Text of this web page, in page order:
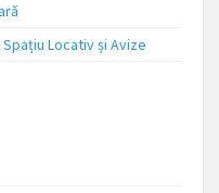
Locativ și Avize